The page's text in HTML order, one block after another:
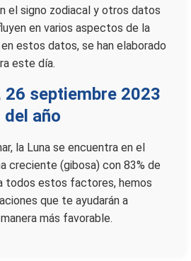
el signo zodiacal y otros datos
en varios aspectos de la
en estos datos, se han elaborado
este día.
26 septiembre 2023
del año
la Luna se encuentra en el
creciente (gibosa) con 83% de
todos estos factores, hemos
que te ayudarán a
más favorable.